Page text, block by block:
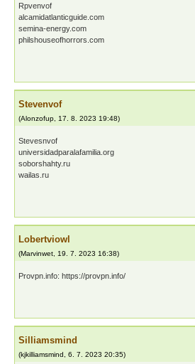
Rpvenvof
alcamidatlanticguide.com
semina-energy.com
philshouseofhorrors.com
Stevenvof
(Alonzofup 17. 8. 2023 19:48)
Stevesnvof
universidadparalafamilia.org
soborshahty.ru
wailas.ru
Lobertviowl
(Marvinwet 19. 7. 2023 16:38)
Provpn.info: https://provpn.info/
Silliamsmind
(kjkilliamsmind 6. 7. 2023 20:35)